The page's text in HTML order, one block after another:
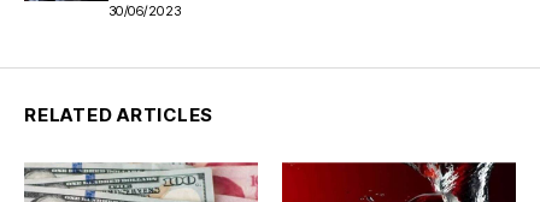
30/06/2023
RELATED ARTICLES